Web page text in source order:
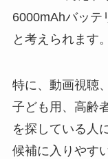
6000mAhバッテ
と考えられます。
特に、動画視聴
子ども用、高齢
を探している人
候補に入りやす